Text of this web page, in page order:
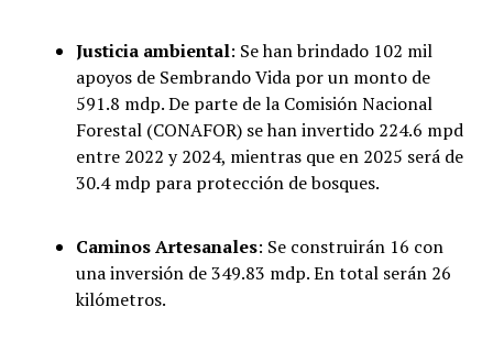
Justicia ambiental: Se han brindado 102 mil
apoyos de Sembrando Vida por un monto de
591.8 mdp. De parte de la Comisión Nacional
Forestal (CONAFOR) se han invertido 224.6 mpd
entre 2022 y 2024, mientras que en 2025 será de
30.4 mdp para protección de bosques.
Caminos Artesanales: Se construirán 16 con
una inversión de 349.83 mdp. En total serán 26
kilómetros.